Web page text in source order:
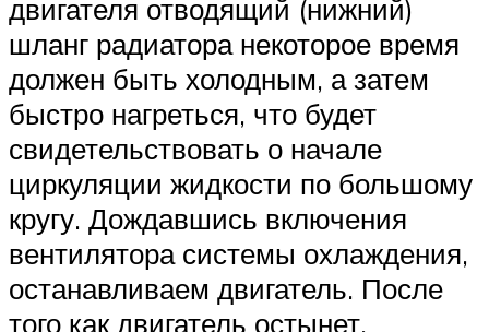
двигателя отводящий (нижний)
шланг радиатора некоторое время
должен быть холодным, а затем
быстро нагреться, что будет
свидетельствовать о начале
циркуляции жидкости по большому
кругу. Дождавшись включения
вентилятора системы охлаждения,
останавливаем двигатель. После
того как двигатель остынет,